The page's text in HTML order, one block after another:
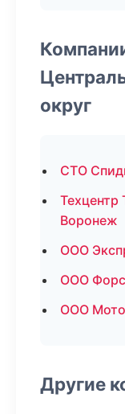
округ
СТО
Воронеж
ООО
ООО
ООО
Другие